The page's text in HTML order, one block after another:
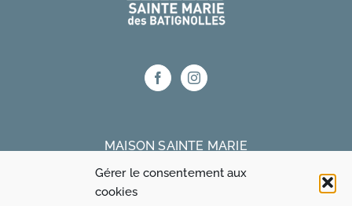
Gérer le consentement aux
cookies
MAISON SAINTE MARIE
75 bis rue Truffaut 75017 Paris